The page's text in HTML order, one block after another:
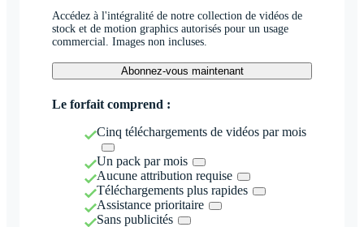
Accédez à l'intégralité de notre collection de vidéos de
stock et de motion graphics autorisés pour un usage
commercial. Images non incluses.
Abonnez-vous maintenant
Le forfait comprend :
Cinq téléchargements de vidéos par mois
Un pack par mois
Aucune attribution requise
Téléchargements plus rapides
Assistance prioritaire
Sans publicités